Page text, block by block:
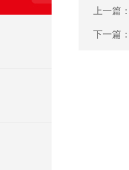
上一篇
下一篇